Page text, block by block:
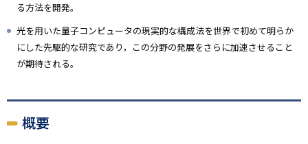
る方法を開発。
光を用いた量子コンピュータの現実的な構成法を世界で初めて明らか
にした先駆的な研究であり，この分野の発展をさらに加速させること
が期待される。
概要